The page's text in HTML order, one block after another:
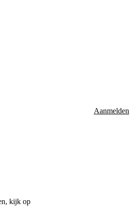
Aanmelden
kijk op